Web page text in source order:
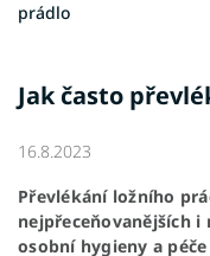
prádlo
Jak často
16.8.2023
Převlékání ložního
nejpřeceňovanějších
osobní hygieny a